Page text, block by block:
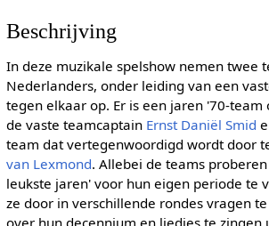
Beschrijving
In deze muzikale spelshow nemen twee
Nederlanders, onder leiding van een
tegen elkaar op. Er is een jaren '70-
de vaste teamcaptain Ernst Daniël Smid
team dat vertegenwoordigd wordt door
van Lexmond. Allebei de teams
leukste jaren' voor hun eigen periode te
ze door in verschillende rondes vragen